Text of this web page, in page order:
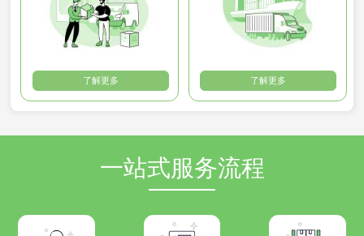
了解更多 了解更多
一站式服务流程